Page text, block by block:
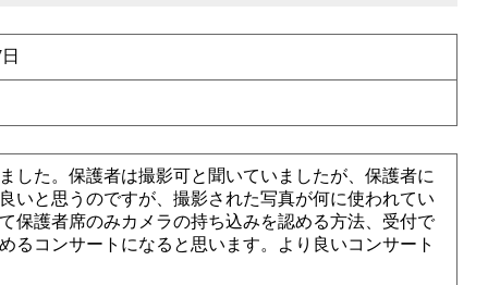
した。保護者は撮影可と聞いていましたが、保護者に
いと思うのですが、撮影された写真が何に使われてい
保護者席のみカメラの持ち込みを認める方法、受付で
るコンサートになると思います。より良いコンサート